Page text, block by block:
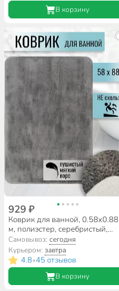
В корзину
929 ₽
Коврик для ванной, 0.58х0.88
м, полиэстер, серебристый,
Лама, Y3-783
Самовывоз:сегодня
Курьером:завтра
4.8•45 отзывов
В корзину